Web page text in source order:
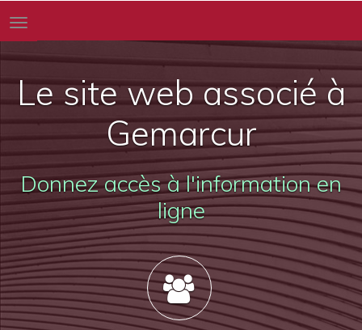
Toggle
navigation
Le site web associé à
Gemarcur
Donnez accès à l'information en
ligne